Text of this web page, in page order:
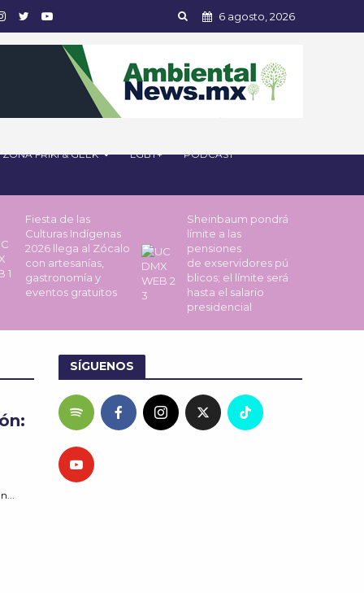
6 agosto, 2026
ZONA FRIKI & GEEK LGBT+ PODCAST
Fiesta de las
Culturas Indígenas
2026 llega al Zócalo
con artesanías,
gastronomía y
eventos gratuitos
Sheinbaum pondrá
límite a las
pensiones
de exservidores pú
blicos; el límite será
hasta el salario
presidencial
SÍGUENOS